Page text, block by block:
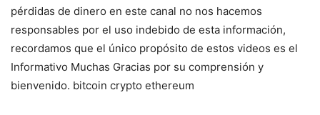
pérdidas de dinero en este canal no nos hacemos
responsables por el uso indebido de esta información,
recordamos que el único propósito de estos videos es el
Informativo Muchas Gracias por su comprensión y
bienvenido. bitcoin crypto ethereum